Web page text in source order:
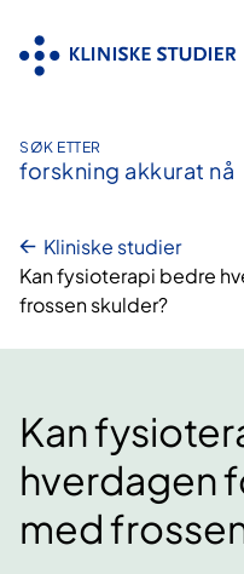
innhold
SØK ETTER
forskning akkurat nå
Kliniske studier
Kan fysioterapi bedre
frossen skulder?
Kan
hverdagen
med